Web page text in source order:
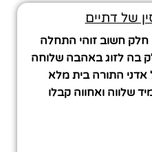
של דתיים
חלק חשוב זוהי התחלה
בה לזוג באהבה שלוחה
התורה בית מלא
שלווה ואחווה קבלו